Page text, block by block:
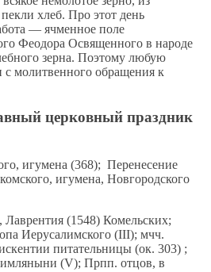
хлеб. Про этот день
— ячменное поле
Феодора Освященного в народе
зерна. Поэтому любую
с молитвенного обращения к
церковный праздник
игумена (368); Перенесение
игумена, Новгородского
(1548) Комельских;
Иерусалимского (III); мчч.
питательницы (ок. 303) ;
(V); Прпп. отцов, в